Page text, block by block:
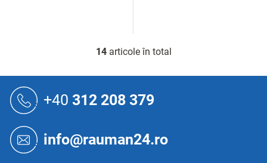
C
n
r
u
l
14articole în total
+40 312 208 379
info@rauman24.ro